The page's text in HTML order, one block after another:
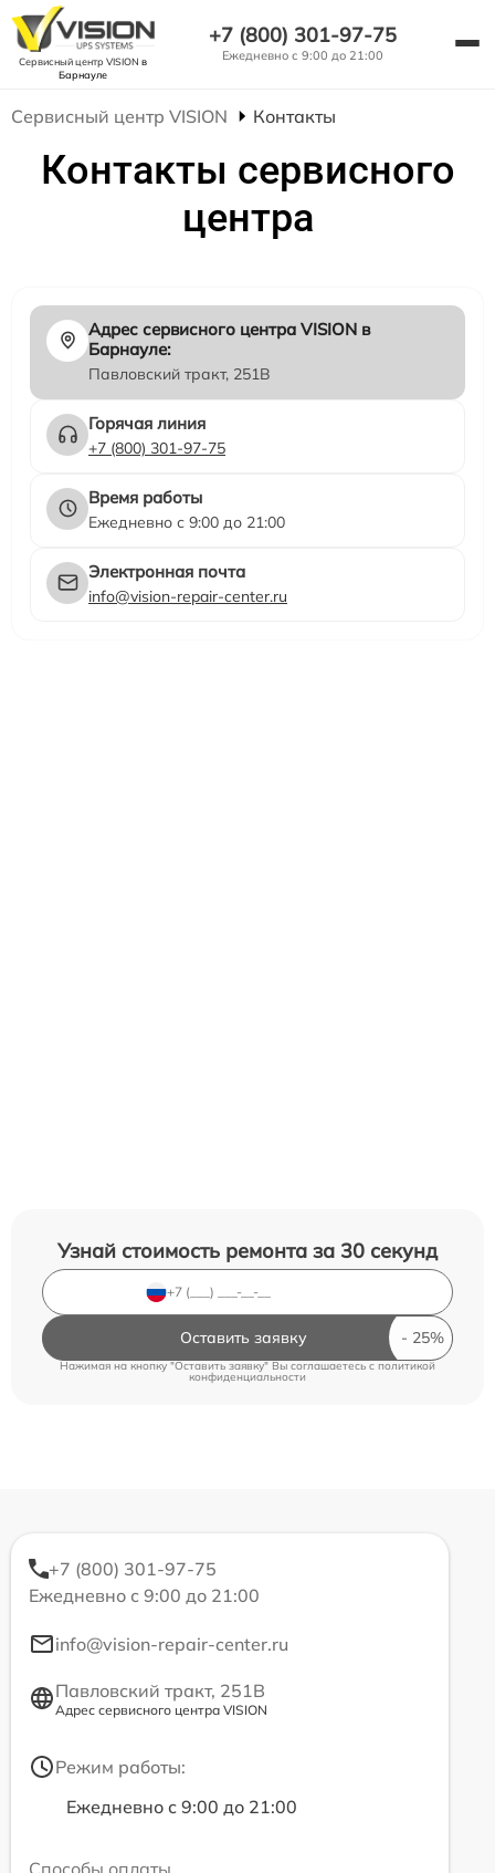
Сервисный центр VISION в
Барнауле
+7 (800) 301-97-75
Ежедневно с 9:00 до 21:00
Сервисный центр VISION Контакты
Контакты сервисного
центра
Адрес сервисного центра VISION в
Барнауле:
Павловский тракт, 251В
Горячая линия
+7 (800) 301-97-75
Время работы
Ежедневно с 9:00 до 21:00
Электронная почта
info@vision-repair-center.ru
Узнай стоимость ремонта за 30 секунд
Оставить заявку
Нажимая на кнопку "Оставить заявку" Вы соглашаетесь cполитикой
конфиденциальности
+7 (800) 301-97-75
Ежедневно с 9:00 до 21:00
info@vision-repair-center.ru
Павловский тракт, 251В
Адрес сервисного центра VISION
Режим работы:
Ежедневно с 9:00 до 21:00
Способы оплаты